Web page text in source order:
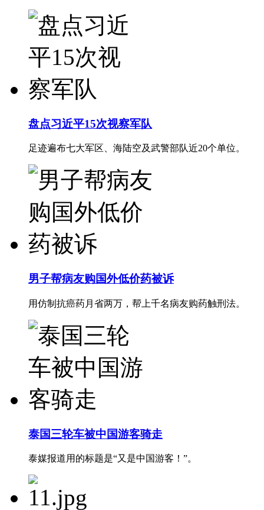
盘点习近平15次视察军队
足迹遍布七大军区、海陆空及武警部队近20个单位。
男子帮病友购国外低价药被诉
用仿制抗癌药月省两万，帮上千名病友购药触刑法。
泰国三轮车被中国游客骑走
泰媒报道用的标题是“又是中国游客！”。